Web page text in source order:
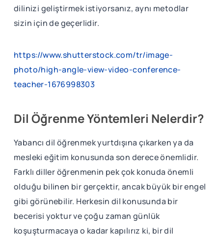
dilinizi geliştirmek istiyorsanız, aynı metodlar
sizin için de geçerlidir.
https://www.shutterstock.com/tr/image-
photo/high-angle-view-video-conference-
teacher-1676998303
Dil Öğrenme Yöntemleri Nelerdir?
Yabancı dil öğrenmek yurtdışına çıkarken ya da
mesleki eğitim konusunda son derece önemlidir.
Farklı diller öğrenmenin pek çok konuda önemli
olduğu bilinen bir gerçektir, ancak büyük bir engel
gibi görünebilir. Herkesin dil konusunda bir
becerisi yoktur ve çoğu zaman günlük
koşuşturmacaya o kadar kapılırız ki, bir dil